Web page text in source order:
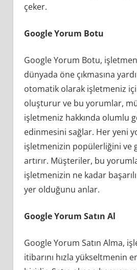
çeker.
Google Yorum Botu
Google Yorum Botu,
dünyada öne çıkmasına
otomatik olarak işletmeniz
oluşturur ve bu yorumlar,
işletmeniz hakkında olumlu
edinmesini sağlar. Her yeni
işletmenizin popülerliğini ve
artırır. Müşteriler, bu
işletmenizin ne kadar
yer olduğunu anlar.
Google Yorum Satın Al
Google Yorum Satın Alma,
itibarını hızla yükseltmenin